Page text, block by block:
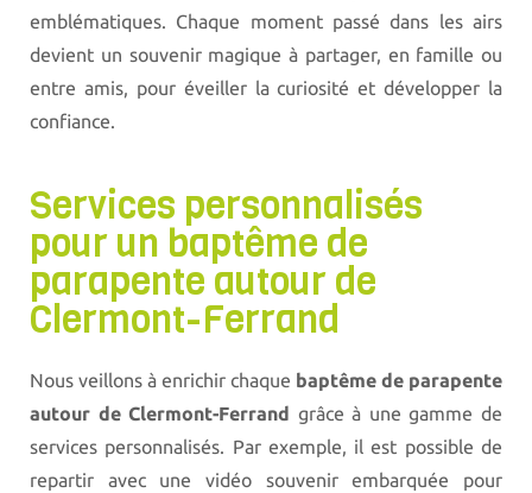
emblématiques. Chaque moment passé dans les airs
devient un souvenir magique à partager, en famille ou
entre amis, pour éveiller la curiosité et développer la
confiance.
Services personnalisés
pour un baptême de
parapente autour de
Clermont-Ferrand
Nous veillons à enrichir chaque baptême de parapente
autour de Clermont-Ferrand grâce à une gamme de
services personnalisés. Par exemple, il est possible de
repartir avec une vidéo souvenir embarquée pour